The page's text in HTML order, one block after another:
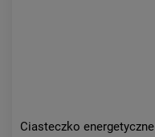
Ciasteczko energetyczne